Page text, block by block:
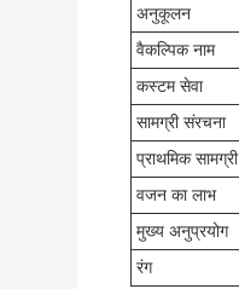
अनुकूलन
वैकल्पिक नाम
कस्टम सेवा
सामग्री संरचना
प्राथमिक सामग्री
वजन का लाभ
मुख्य अनुप्रयोग
रंग